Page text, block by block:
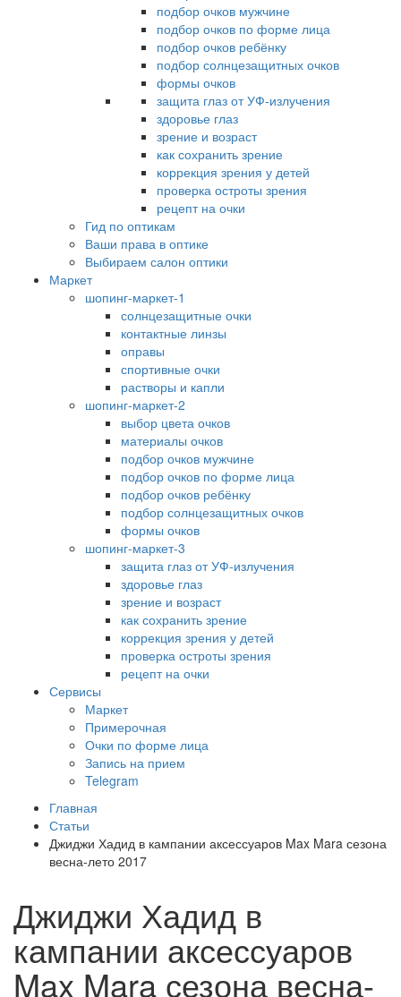
подбор очков мужчине
подбор очков по форме лица
подбор очков ребёнку
подбор солнцезащитных очков
формы очков
защита глаз от УФ-излучения
здоровье глаз
зрение и возраст
как сохранить зрение
коррекция зрения у детей
проверка остроты зрения
рецепт на очки
Гид по оптикам
Ваши права в оптике
Выбираем салон оптики
Маркет
шопинг-маркет-1
солнцезащитные очки
контактные линзы
оправы
спортивные очки
растворы и капли
шопинг-маркет-2
выбор цвета очков
материалы очков
подбор очков мужчине
подбор очков по форме лица
подбор очков ребёнку
подбор солнцезащитных очков
формы очков
шопинг-маркет-3
защита глаз от УФ-излучения
здоровье глаз
зрение и возраст
как сохранить зрение
коррекция зрения у детей
проверка остроты зрения
рецепт на очки
Сервисы
Маркет
Примерочная
Очки по форме лица
Запись на прием
Telegram
Главная
Статьи
Джиджи Хадид в кампании аксессуаров Max Mara сезона
весна-лето 2017
Джиджи Хадид в
кампании аксессуаров
Max Mara сезона весна-